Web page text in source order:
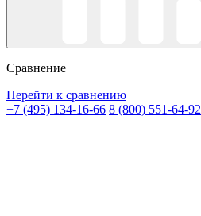
Сравнение
Перейти к сравнению
+7 (495) 134-16-66 8 (800) 551-64-92